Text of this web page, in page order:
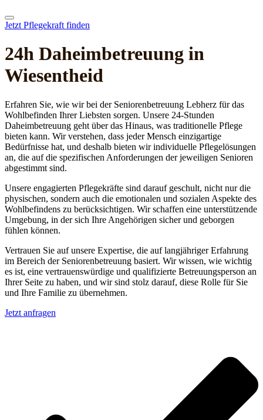
Jetzt Pflegekraft finden
24h Daheim­betreuung in
Wiesentheid
Erfahren Sie, wie wir bei der Seniorenbetreuung Lebherz für das
Wohlbefinden Ihrer Liebsten sorgen. Unsere 24-Stunden
Daheimbetreuung geht über das Hinaus, was traditionelle Pflege
bieten kann. Wir verstehen, dass jeder Mensch einzigartige
Bedürfnisse hat, und deshalb bieten wir individuelle Pflegelösungen
an, die auf die spezifischen Anforderungen der jeweiligen Senioren
abgestimmt sind.
Unsere engagierten Pflegekräfte sind darauf geschult, nicht nur die
physischen, sondern auch die emotionalen und sozialen Aspekte des
Wohlbefindens zu berücksichtigen. Wir schaffen eine unterstützende
Umgebung, in der sich Ihre Angehörigen sicher und geborgen
fühlen können.
Vertrauen Sie auf unsere Expertise, die auf langjähriger Erfahrung
im Bereich der Seniorenbetreuung basiert. Wir wissen, wie wichtig
es ist, eine vertrauenswürdige und qualifizierte Betreuungsperson an
Ihrer Seite zu haben, und wir sind stolz darauf, diese Rolle für Sie
und Ihre Familie zu übernehmen.
Jetzt anfragen